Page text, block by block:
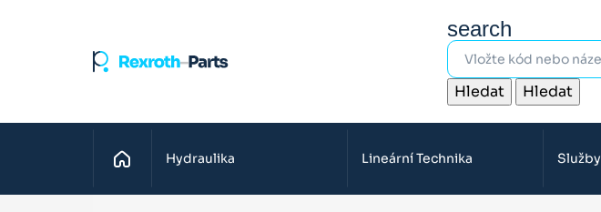
search
Hledat Hledat
Domů Hydraulika Lineární Technika Služby